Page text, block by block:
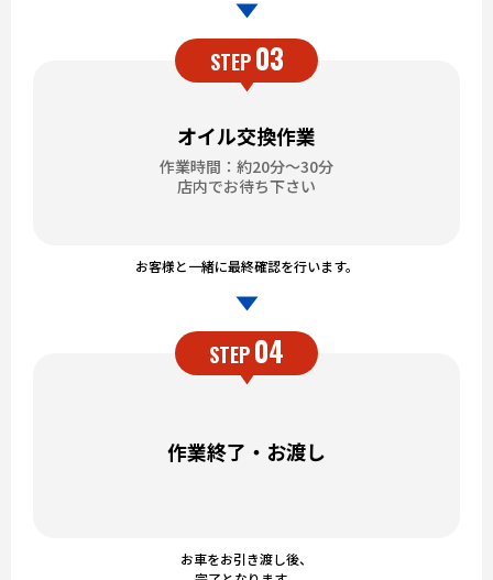
STEP 03
オイル交換作業
作業時間：約20分～30分
店内でお待ち下さい
お客様と一緒に最終確認を行います。
STEP04
作業終了・お渡し
お車をお引き渡し後、